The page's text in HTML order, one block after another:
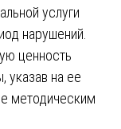
услуги
нарушений.
ценность
указав на ее
методическим